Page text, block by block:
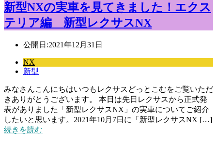
新型NXの実車を見てきました！エクス
テリア編 新型レクサスNX
公開日:2021年12月31日
NX
新型
みなさんこんにちはいつもレクサスどっとこむをご覧いただ
きありがとうございます。 本日は先日レクサスから正式発
表がありました「新型レクサスNX」の実車についてご紹介
したいと思います。2021年10月7日に「新型レクサスNX […]
続きを読む